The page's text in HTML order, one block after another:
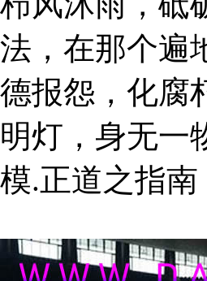
法，在那个遍
德报怨，化腐
明灯，身无一
模.正道之指南